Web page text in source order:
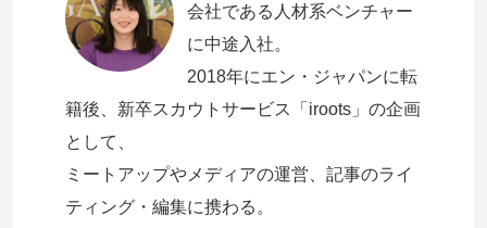
会社である人材系ベンチャー
に中途入社。
2018年にエン・ジャパンに転
籍後、新卒スカウトサービス「iroots」の企画
として、
ミートアップやメディアの運営、記事のライ
ティング・編集に携わる。